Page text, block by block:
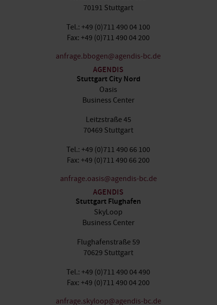
70191 Stuttgart
Tel.: +49 (0)711 490 04 100
Fax: +49 (0)711 490 04 200
anfrage.bbogen@agendis-bc.de
AGENDIS
Stuttgart City Nord
Oasis
Business Center
Leitzstraße 45
70469 Stuttgart
Tel.: +49 (0)711 490 66 100
Fax: +49 (0)711 490 66 200
anfrage.oasis@agendis-bc.de
AGENDIS
Stuttgart Flughafen
SkyLoop
Business Center
Flughafenstraße 59
70629 Stuttgart
Tel.: +49 (0)711 490 04 490
Fax: +49 (0)711 490 04 200
anfrage.skyloop@agendis-bc.de